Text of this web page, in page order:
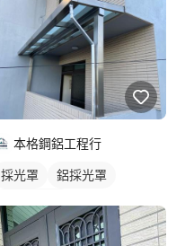
本格鋼鋁工程行
採光罩
鋁採光罩
陽台採光罩